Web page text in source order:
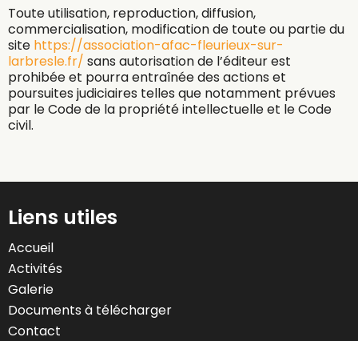
Toute utilisation, reproduction, diffusion,
commercialisation, modification de toute ou partie du
site https://association-afac-fleurieux-sur-
larbresle.fr/ sans autorisation de l’éditeur est
prohibée et pourra entraînée des actions et
poursuites judiciaires telles que notamment prévues
par le Code de la propriété intellectuelle et le Code
civil.
Liens utiles
Accueil
Activités
Galerie
Documents à télécharger
Contact